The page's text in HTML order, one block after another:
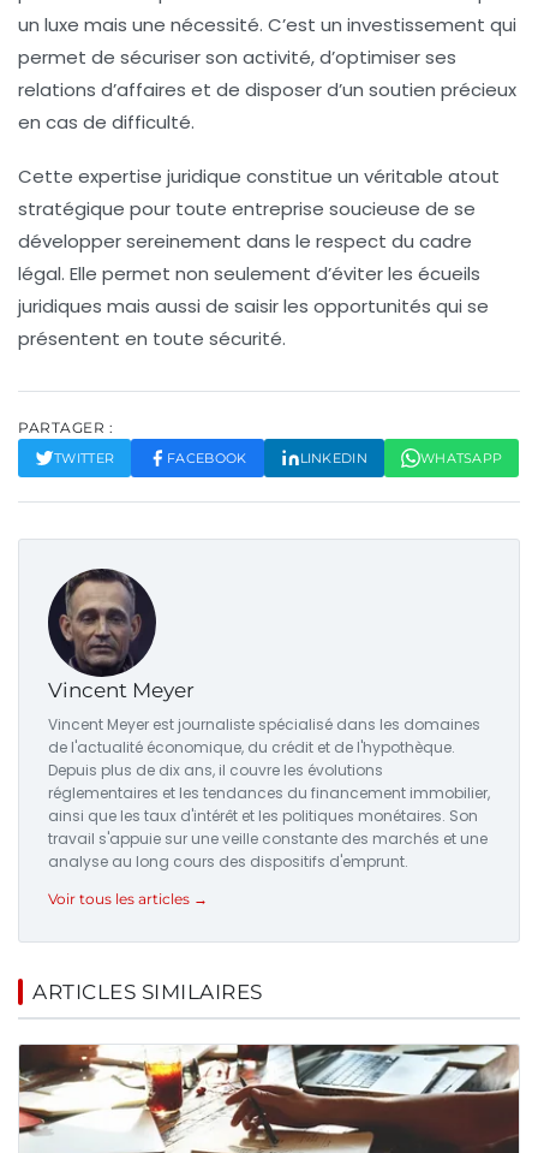
un luxe mais une nécessité. C’est un investissement qui
permet de sécuriser son activité, d’optimiser ses
relations d’affaires et de disposer d’un soutien précieux
en cas de difficulté.
Cette expertise juridique constitue un véritable atout
stratégique pour toute entreprise soucieuse de se
développer sereinement dans le respect du cadre
légal. Elle permet non seulement d’éviter les écueils
juridiques mais aussi de saisir les opportunités qui se
présentent en toute sécurité.
PARTAGER :
TWITTER FACEBOOK LINKEDIN WHATSAPP
Vincent Meyer
Vincent Meyer est journaliste spécialisé dans les domaines
de l'actualité économique, du crédit et de l'hypothèque.
Depuis plus de dix ans, il couvre les évolutions
réglementaires et les tendances du financement immobilier,
ainsi que les taux d'intérêt et les politiques monétaires. Son
travail s'appuie sur une veille constante des marchés et une
analyse au long cours des dispositifs d'emprunt.
Voir tous les articles →
ARTICLES SIMILAIRES